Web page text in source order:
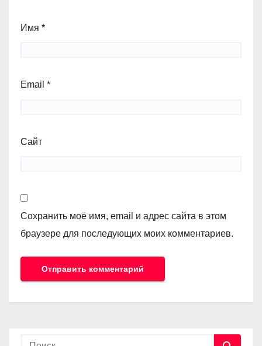
Имя *
Email *
Сайт
Сохранить моё имя, email и адрес сайта в этом
браузере для последующих моих комментариев.